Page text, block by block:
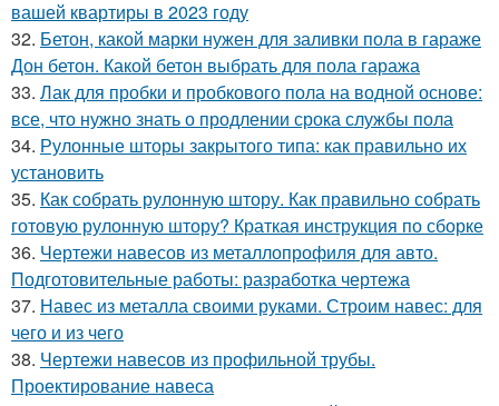
вашей квартиры в 2023 году
32. Бетон, какой марки нужен для заливки пола в гараже
Дон бетон. Какой бетон выбрать для пола гаража
33. Лак для пробки и пробкового пола на водной основе:
все, что нужно знать о продлении срока службы пола
34. Рулонные шторы закрытого типа: как правильно их
установить
35. Как собрать рулонную штору. Как правильно собрать
готовую рулонную штору? Краткая инструкция по сборке
36. Чертежи навесов из металлопрофиля для авто.
Подготовительные работы: разработка чертежа
37. Навес из металла своими руками. Строим навес: для
чего и из чего
38. Чертежи навесов из профильной трубы.
Проектирование навеса